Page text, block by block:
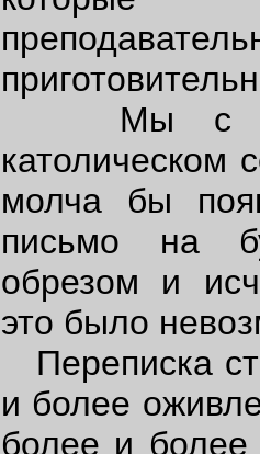
Мы с
католическом
молча бы
письмо на
обрезом и
это было
Переписка
и более
более и